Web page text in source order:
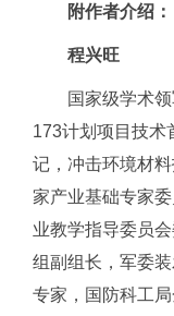
附作者介绍：
程兴旺
国家级学术
173计划项目技术
记，冲击环境材
家产业基础专家
业教学指导委员
组副组长，军委
专家，国防科工